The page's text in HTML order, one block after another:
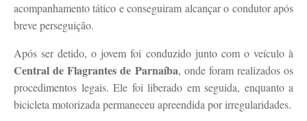
acompanhamento tático e conseguiram alcançar o condutor após
breve perseguição.
Após ser detido, o jovem foi conduzido junto com o veículo à
Central de Flagrantes de Parnaíba, onde foram realizados os
procedimentos legais. Ele foi liberado em seguida, enquanto a
bicicleta motorizada permaneceu apreendida por irregularidades.